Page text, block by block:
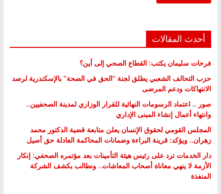
أحدث المقالات
فرحات سليمان يكتب: القطاع الصحي إلى أين؟
حزب التحالف الشعبي يطلق لجنة “الحق في الصحة” بالإسكندرية لرصد
الانتهاكات ودعم المرضى
صور .. اعتماد الرسومات النهائية للقرار الوزاري لمدينة الصحفيين..
وانتهاء أعمال إنشاء المبنى الإداري
المجلس القومي لحقوق الإنسان يعلن متابعة قضية الدكتور محمد
زهران.. ويؤكد: قرينة البراءة وضمانات المحاكمة العادلة حق أصيل
دار الخدمات ترد على رئيس هيئة التأمينات بعد مؤتمره الصحفي: إنكار
الأزمة لا ينهي معاناة أصحاب المعاشات.. ونطالب بكشف الشركة
المنفذة